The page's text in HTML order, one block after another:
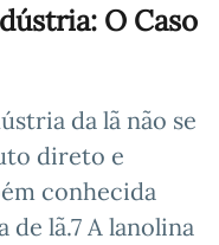
O Caso
da lã não se
direto e
conhecida
lã.7 A lanolina